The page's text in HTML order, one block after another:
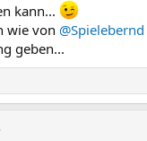
kann...
wie von @Spielebernd
geben...